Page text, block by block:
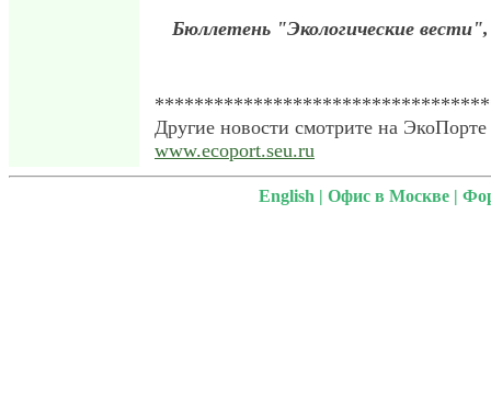
Бюллетень "Экологические
Другие новости смотрите на ЭкоПорте
www.ecoport.seu.ru
English | Офис в Москве |